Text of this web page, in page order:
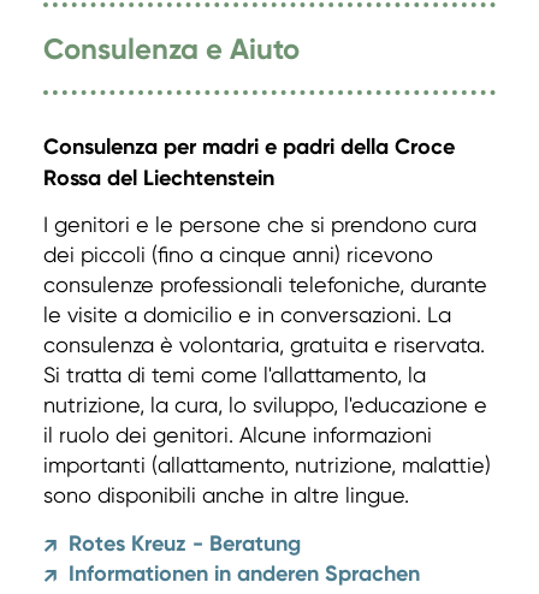
Consulenza e Aiuto
Consulenza per madri e padri della Croce
Rossa del Liechtenstein
I genitori e le persone che si prendono cura
dei piccoli (fino a cinque anni) ricevono
consulenze professionali telefoniche, durante
le visite a domicilio e in conversazioni. La
consulenza è volontaria, gratuita e riservata.
Si tratta di temi come l'allattamento, la
nutrizione, la cura, lo sviluppo, l'educazione e
il ruolo dei genitori. Alcune informazioni
importanti (allattamento, nutrizione, malattie)
sono disponibili anche in altre lingue.
↗ Rotes Kreuz - Beratung
↗ Informationen in anderen Sprachen